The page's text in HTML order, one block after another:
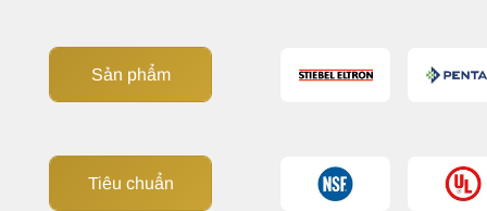
Sản phẩm
Tiêu chuẩn